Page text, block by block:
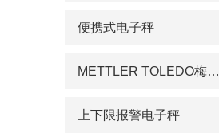
便携式电子秤
METTLER TOLEDO梅特勒pH计/电导率仪
上下限报警电子秤